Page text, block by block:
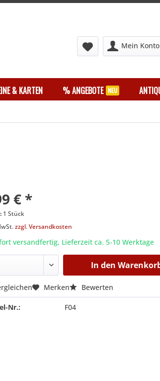
Mein Konto
& KARTEN % ANGEBOTE
€ *
1 Stück
zzgl. Versandkosten
versandfertig, Lieferzeit ca. 5-10 Werktage
In den
Merken Bewerten
Nr.: F04